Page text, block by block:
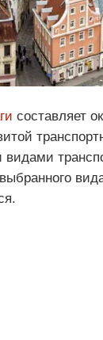
составляет